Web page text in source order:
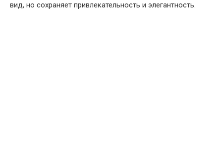
вид, но сохраняет привлекательность и элегантность.